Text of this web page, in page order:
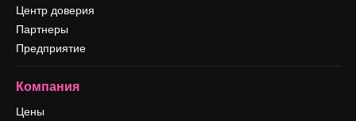
Центр доверия
Партнеры
Предприятие
Компания
Цены